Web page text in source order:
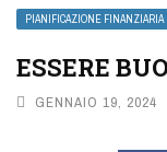
PIANIFICAZIONE FINANZIARIA
ESSERE
GENNAIO 19, 2024